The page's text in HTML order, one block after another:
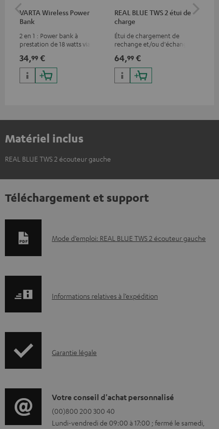
VARTA Wireless Power
Bank
2 en 1 : Power bank à
prestation de 18 watts via USB
jusqu’à 10 watts
34,99 €
REAL BLUE TWS 2 étui de
charge
Étui de chargement de
rechange et/ou d'échange
64,99 €
Matériel inclus
REAL BLUE TWS 2 écouteur gauche
Téléchargement et support
D
m
s
l
é
Mode d’emploi: REAL BLUE TWS 2 écouteur gauche
I
r
t
i
Informations relatives à l’expédition
I
o
r
Garantie légale
D
é
Votre conseil d'achat personnalisé
(00)800 200 300 40
Lundi-vendredi de 09:00 à 17:00 ; fermé le samedi,